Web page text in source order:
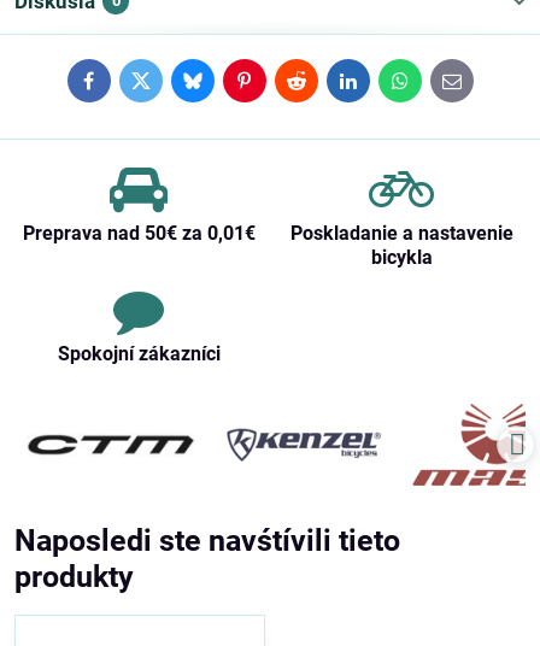
FacebookTwitterBlueskyPinterestRedditLinkedInWhatsApp
E-
mail
Preprava nad 50€ za 0,01€
Poskladanie a nastavenie
bicykla
Spokojní zákazníci
Naposledi ste navśtívili tieto
produkty